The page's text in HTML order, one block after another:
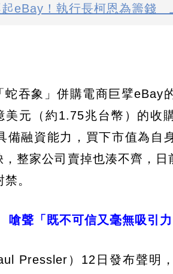
eBay！執行長柯恩為籌錢
吞象」併購電商巨擘eBay
元（約1.75兆台幣）的收
備融資能力，買下市值為自
整家公司賣掉也湊不齊，
。
聲「既不可信又毫無吸引力
Pressler）12日發布聲明